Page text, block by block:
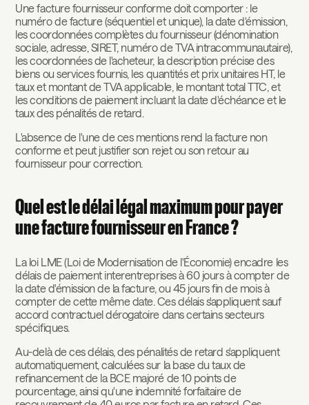
Une facture fournisseur conforme doit comporter : le
numéro de facture (séquentiel et unique), la date d'émission,
les coordonnées complètes du fournisseur (dénomination
sociale, adresse, SIRET, numéro de TVA intracommunautaire),
les coordonnées de l'acheteur, la description précise des
biens ou services fournis, les quantités et prix unitaires HT, le
taux et montant de TVA applicable, le montant total TTC, et
les conditions de paiement incluant la date d'échéance et le
taux des pénalités de retard.
L'absence de l'une de ces mentions rend la facture non
conforme et peut justifier son rejet ou son retour au
fournisseur pour correction.
Quel est le délai légal maximum pour payer
une facture fournisseur en France ?
La loi LME (Loi de Modernisation de l'Économie) encadre les
délais de paiement interentreprises à 60 jours à compter de
la date d'émission de la facture, ou 45 jours fin de mois à
compter de cette même date. Ces délais s'appliquent sauf
accord contractuel dérogatoire dans certains secteurs
spécifiques.
Au-delà de ces délais, des pénalités de retard s'appliquent
automatiquement, calculées sur la base du taux de
refinancement de la BCE majoré de 10 points de
pourcentage, ainsi qu'une indemnité forfaitaire de